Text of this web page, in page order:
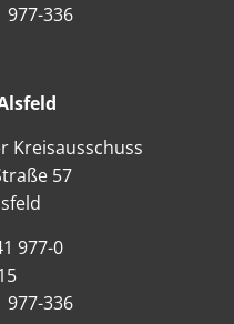
977-336
Kreisausschuss
57
977-0
977-336